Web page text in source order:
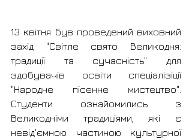
13 квітня був проведений виховний
захід "Світле свято Великодня:
традиції та сучасність" для
здобувачів освіти спеціалізіції
"Народне пісенне мистецтво".
Студенти ознайомились з
Великодніми традиціями, які є
невід'ємною частиною культурної